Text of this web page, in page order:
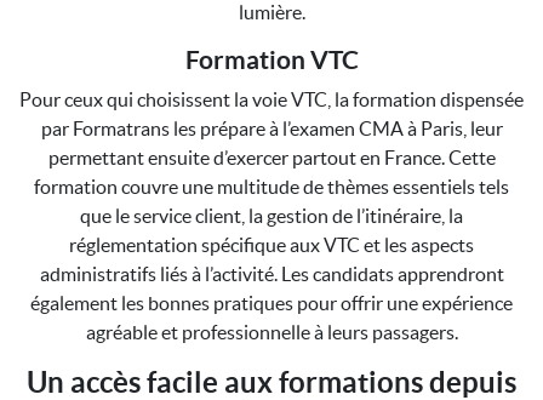
lumière.
Formation VTC
Pour ceux qui choisissent la voie VTC, la formation dispensée
par Formatrans les prépare à l’examen CMA à Paris, leur
permettant ensuite d’exercer partout en France. Cette
formation couvre une multitude de thèmes essentiels tels
que le service client, la gestion de l’itinéraire, la
réglementation spécifique aux VTC et les aspects
administratifs liés à l’activité. Les candidats apprendront
également les bonnes pratiques pour offrir une expérience
agréable et professionnelle à leurs passagers.
Un accès facile aux formations depuis